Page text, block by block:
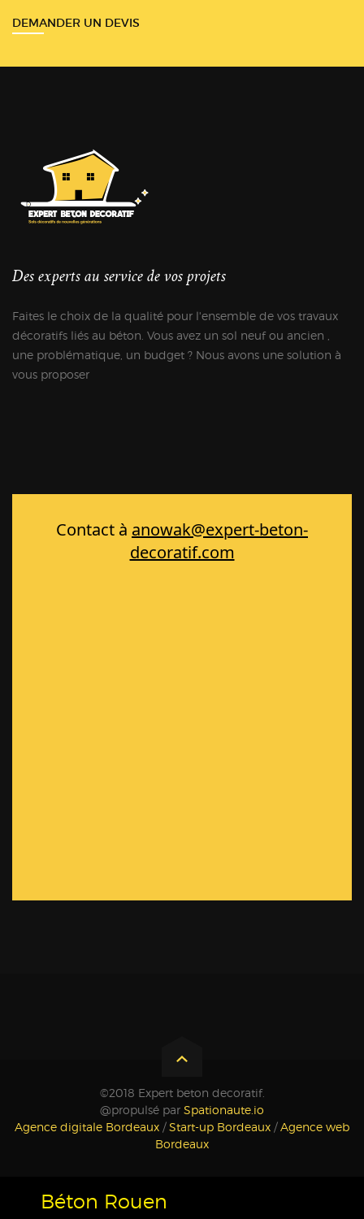
DEMANDER UN DEVIS
Des experts au service de vos projets
Faites le choix de la qualité pour l'ensemble de vos travaux
décoratifs liés au béton. Vous avez un sol neuf ou ancien ,
une problématique, un budget ? Nous avons une solution à
vous proposer
©2018 Expert beton decoratif.
@propulsé par Spationaute.io
Agence digitale Bordeaux /Start-up Bordeaux /Agence web
Bordeaux
Béton Rouen